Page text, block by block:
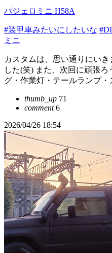
パジェロミニ H58A
#装甲車みたいにしたいな
ミニ
カスタムは、思い通りにい
した(笑) また、次回に頑張
グ・作業灯・テールランプ・
thumb_up 71
comment6
2026/04/26 18:54